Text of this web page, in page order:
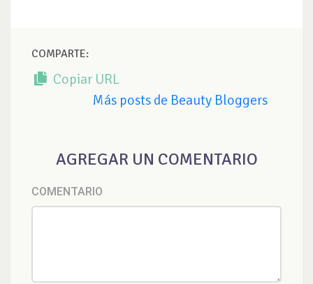
COMPARTE:
Copiar URL
Más posts de Beauty Bloggers
AGREGAR UN COMENTARIO
COMENTARIO